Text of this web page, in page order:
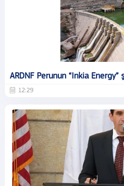
ARDNF Perunun “Inkia
12:29